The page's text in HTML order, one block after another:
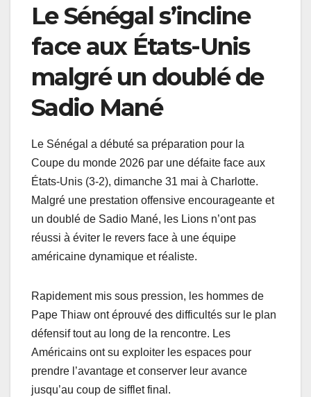
Le Sénégal s’incline
face aux États-Unis
malgré un doublé de
Sadio Mané
Le Sénégal a débuté sa préparation pour la
Coupe du monde 2026 par une défaite face aux
États-Unis (3-2), dimanche 31 mai à Charlotte.
Malgré une prestation offensive encourageante et
un doublé de Sadio Mané, les Lions n’ont pas
réussi à éviter le revers face à une équipe
américaine dynamique et réaliste.
Rapidement mis sous pression, les hommes de
Pape Thiaw ont éprouvé des difficultés sur le plan
défensif tout au long de la rencontre. Les
Américains ont su exploiter les espaces pour
prendre l’avantage et conserver leur avance
jusqu’au coup de sifflet final.